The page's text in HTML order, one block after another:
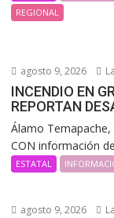
REGIONAL
agosto 9, 2026
INCENDIO EN
REPORTAN
Álamo
CON información
ESTATAL
agosto 9, 2026